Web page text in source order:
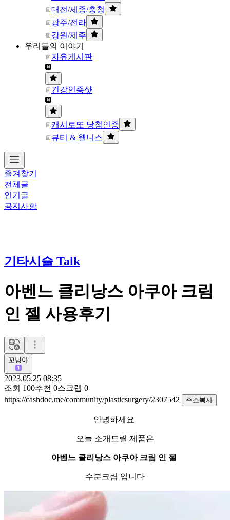
대전/세종/충청
광주/전라
강원/제주
우리들의 이야기
자유게시판
건강인증샷
캐시로또 당첨인증
뷰티 & 웰니스
즐겨찾기
전체글
인기글
공지사항
기타시술 Talk
아벤느 클리낭스 아쿠아 크림
인 젤 사용후기
꼬냥아
2023.05.25 08:35
조회 100추천 0스크랩 0
https://cashdoc.me/community/plasticsurgery/2307542
주소복사
안녕하세요
오늘 소개드릴 제품은
아벤느 클리낭스 아쿠아 크림 인 젤
수분크림 입니다